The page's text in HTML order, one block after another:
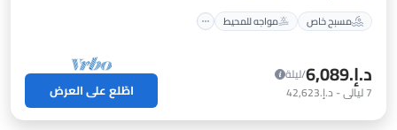
مسبح خاص
مواجه للمحيط
د.إ.‏6,089
/ليلة
7ليالي- د.إ.‏42,623 اطّلع على العرض